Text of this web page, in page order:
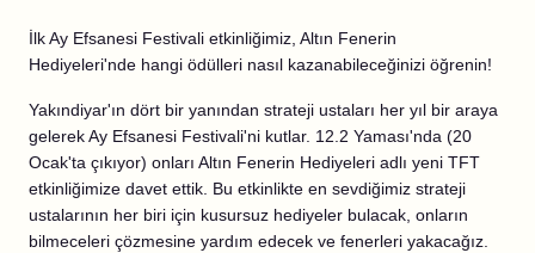
İlk Ay Efsanesi Festivali etkinliğimiz, Altın Fenerin
Hediyeleri'nde hangi ödülleri nasıl kazanabileceğinizi öğrenin!
Yakındiyar'ın dört bir yanından strateji ustaları her yıl bir araya
gelerek Ay Efsanesi Festivali'ni kutlar. 12.2 Yaması'nda (20
Ocak'ta çıkıyor) onları Altın Fenerin Hediyeleri adlı yeni TFT
etkinliğimize davet ettik. Bu etkinlikte en sevdiğimiz strateji
ustalarının her biri için kusursuz hediyeler bulacak, onların
bilmeceleri çözmesine yardım edecek ve fenerleri yakacağız.